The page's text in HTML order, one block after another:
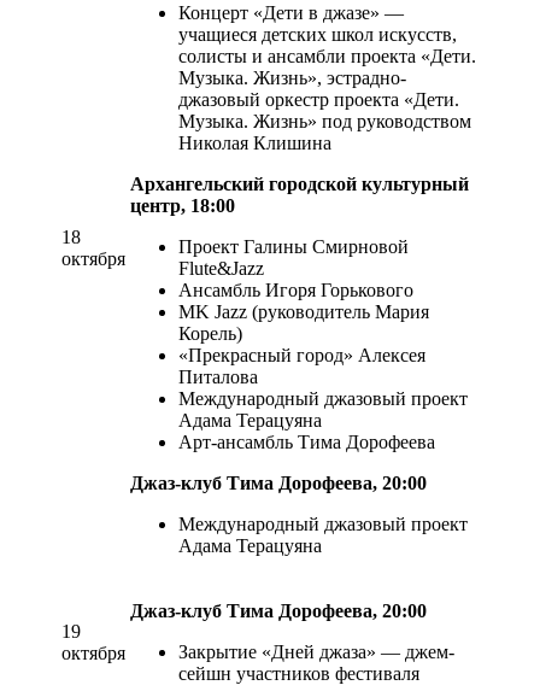
18
октября
Концерт «Дети в джазе» —
учащиеся детских школ искусств,
солисты и ансамбли проекта «Дети.
Музыка. Жизнь», эстрадно-
джазовый оркестр проекта «Дети.
Музыка. Жизнь» под руководством
Николая Клишина
Архангельский городской культурный
центр, 18:00
Проект Галины Смирновой
Flute&Jazz
Ансамбль Игоря Горькового
MK Jazz (руководитель Мария
Корель)
«Прекрасный город» Алексея
Питалова
Международный джазовый проект
Адама Терацуяна
Арт-ансамбль Тима Дорофеева
Джаз-клуб Тима Дорофеева, 20:00
Международный джазовый проект
Адама Терацуяна
19
октября
Джаз-клуб Тима Дорофеева, 20:00
Закрытие «Дней джаза» — джем-
сейшн участников фестиваля